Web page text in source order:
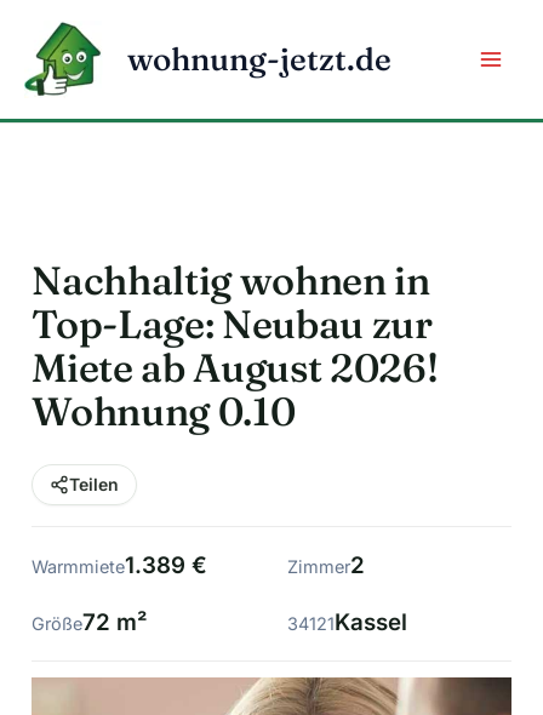
Inhalt
springen
wohnung-jetzt.de
Nachhaltig wohnen in
Top-Lage: Neubau zur
Miete ab August 2026!
Wohnung 0.10
Teilen
Warmmiete1.389 € Zimmer2
Größe72 m² 34121Kassel